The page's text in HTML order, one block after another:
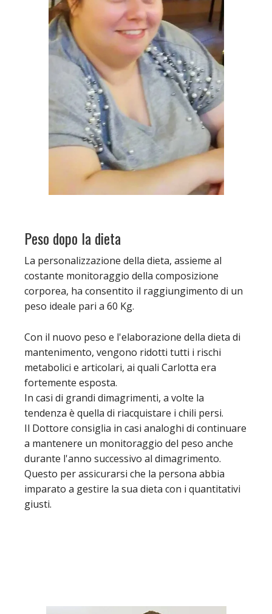
Peso dopo la dieta
La personalizzazione della dieta, assieme al
costante monitoraggio della composizione
corporea, ha consentito il raggiungimento di un
peso ideale pari a 60 Kg.
Con il nuovo peso e l'elaborazione della dieta di
mantenimento, vengono ridotti tutti i rischi
metabolici e articolari, ai quali Carlotta era
fortemente esposta.
In casi di grandi dimagrimenti, a volte la
tendenza è quella di riacquistare i chili persi.
Il Dottore consiglia in casi analoghi di continuare
a mantenere un monitoraggio del peso anche
durante l'anno successivo al dimagrimento.
Questo per assicurarsi che la persona abbia
imparato a gestire la sua dieta con i quantitativi
giusti.